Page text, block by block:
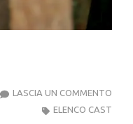
LASCIA UN COMMENTO
ELENCO CAST